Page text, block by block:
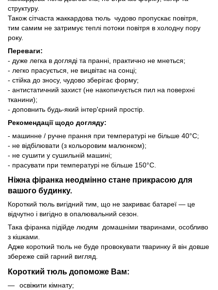
структуру.
Також сітчаста жаккардова тюль чудово пропускає повітря,
тим самим не затримує теплі потоки повітря в холодну пору
року.
Переваги:
- дуже легка в догляді та пранні, практично не мнеться;
- легко прасується, не вицвітає на сонці;
- стійка до зносу, чудово зберігає форму;
- антистатичний захист (не накопичується пил на поверхні
тканини);
- доповнить будь-який інтер'єрний простір.
Рекомендації щодо догляду:
- машинне / ручне прання при температурі не більше 40°C;
- не відбілювати (з кольоровим малюнком);
- не сушити у сушильній машині;
- прасувати при температурі не більше 150°C.
Ніжна фіранка неодмінно стане прикрасою для
вашого будинку.
Короткий тюль вигідний тим, що не закриває батареї — це
відчутно і вигідно в опалювальний сезон.
Така фіранка підійде людям домашніми тваринами, особливо
з кішками.
Адже короткий тюль не буде провокувати тваринку й він довше
збереже свій гарний вигляд.
Короткий тюль допоможе Вам:
освіжити кімнату;